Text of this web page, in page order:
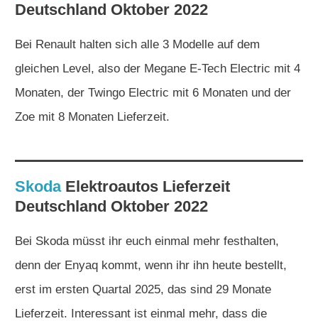
Deutschland Oktober 2022
Bei Renault halten sich alle 3 Modelle auf dem
gleichen Level, also der Megane E-Tech Electric mit 4
Monaten, der Twingo Electric mit 6 Monaten und der
Zoe mit 8 Monaten Lieferzeit.
Skoda Elektroautos Lieferzeit
Deutschland Oktober 2022
Bei Skoda müsst ihr euch einmal mehr festhalten,
denn der Enyaq kommt, wenn ihr ihn heute bestellt,
erst im ersten Quartal 2025, das sind 29 Monate
Lieferzeit. Interessant ist einmal mehr, dass die